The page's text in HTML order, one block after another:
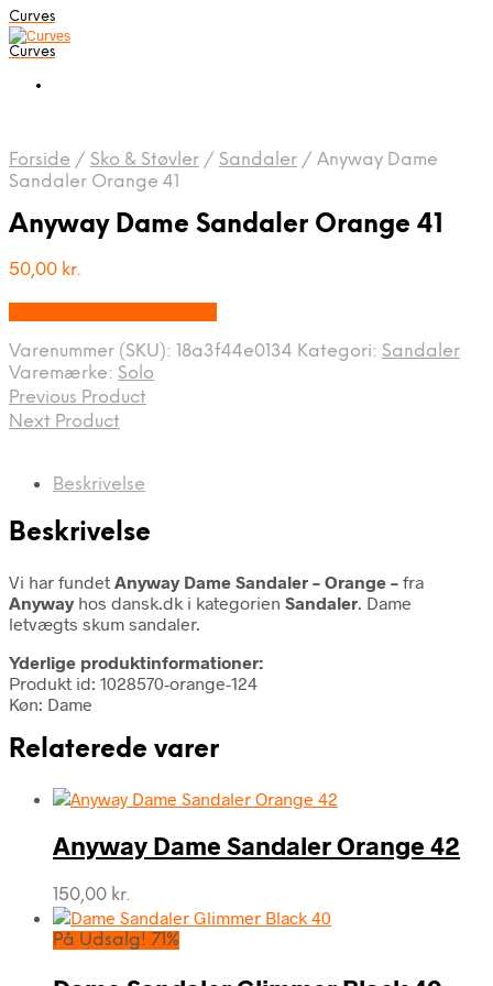
Curves
Curves
Forside / Sko & Støvler / Sandaler / Anyway Dame
Sandaler Orange 41
Anyway Dame Sandaler Orange 41
50,00 kr.
Varenummer (SKU): 18a3f44e0134 Kategori: Sandaler
Varemærke: Solo
Previous Product
Next Product
Beskrivelse
Beskrivelse
Vi har fundet Anyway Dame Sandaler – Orange – fra
Anywayhos dansk.dk i kategorien Sandaler. Dame
letvægts skum sandaler.
Yderlige produktinformationer:
Produkt id: 1028570-orange-124
Køn: Dame
Relaterede varer
Anyway Dame Sandaler Orange 42
150,00 kr.
På Udsalg! 71%